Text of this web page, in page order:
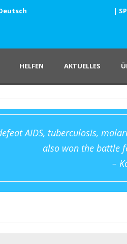
|
HELFEN AKTUELLES
AIDS, tuberculosis,
also won the battle
–